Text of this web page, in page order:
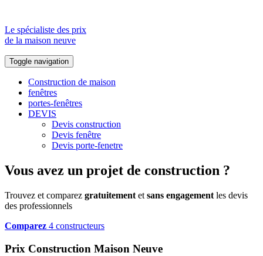
Le spécialiste des prix
de la maison neuve
Toggle navigation
Construction de maison
fenêtres
portes-fenêtres
DEVIS
Devis construction
Devis fenêtre
Devis porte-fenetre
Vous avez un projet de construction ?
Trouvez et comparez gratuitement et sans engagement les devis
des professionnels
Comparez 4 constructeurs
Prix Construction Maison Neuve